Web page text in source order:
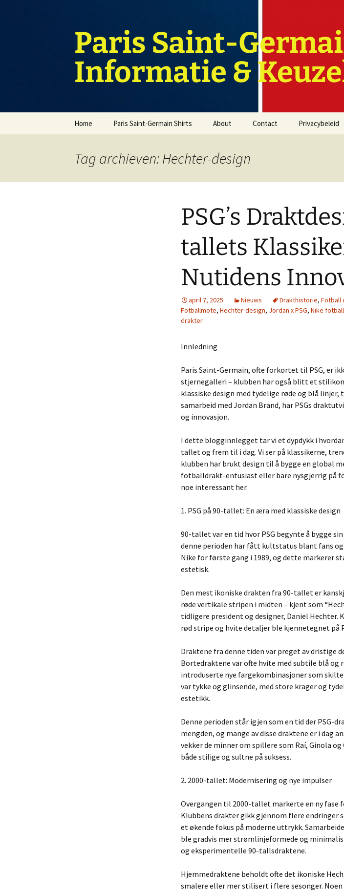
Paris Saint-
Informatie &
Home Paris Saint-Germain Shirts About Contact Privacybeleid
Tag archieven: Hechter-design
PSG’s
tallets
Nutidens
april 7, 2025 Nieuws Drakthistorie, Fotball
Fotballmote, Hechter-design, Jordan x PSG, Nike
drakter
Innledning
Paris Saint-Germain, ofte forkortet til PSG, er
stjernegalleri – klubben har også blitt et
klassiske design med tydelige røde og blå
samarbeid med Jordan Brand, har PSGs
og innovasjon.
I dette blogginnlegget tar vi et dypdykk i
tallet og frem til i dag. Vi ser på klassikerne,
klubben har brukt design til å bygge en global
fotballdrakt-entusiast eller bare nysgjerrig på
noe interessant her.
1. PSG på 90-tallet: En æra med klassiske design
90-tallet var en tid hvor PSG begynte å bygge
denne perioden har fått kultstatus blant fans
Nike for første gang i 1989, og dette markerer
estetisk.
Den mest ikoniske drakten fra 90-tallet er
røde vertikale stripen i midten – kjent som
tidligere president og designer, Daniel Hechter.
rød stripe og hvite detaljer ble kjennetegnet på
Draktene fra denne tiden var preget av dristige
Bortedraktene var ofte hvite med subtile blå og
introduserte nye fargekombinasjoner som
var tykke og glinsende, med store krager og
estetikk.
Denne perioden står igjen som en tid der PSG-
mengden, og mange av disse draktene er i dag
vekker de minner om spillere som Raí, Ginola og
både stilige og sultne på suksess.
2. 2000-tallet: Modernisering og nye impulser
Overgangen til 2000-tallet markerte en ny fase
Klubbens drakter gikk gjennom flere
et økende fokus på moderne uttrykk.
ble gradvis mer strømlinjeformede og
og eksperimentelle 90-tallsdraktene.
Hjemmedraktene beholdt ofte det ikoniske
smalere eller mer stilisert i flere sesonger.